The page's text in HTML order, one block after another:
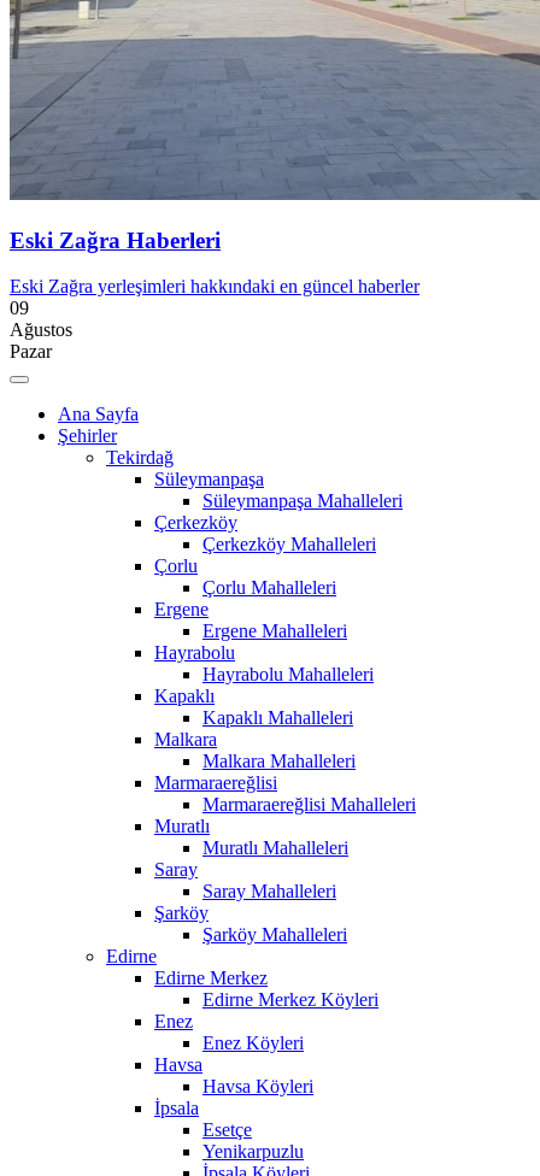
Eski Zağra Haberleri
Eski Zağra yerleşimleri hakkındaki en güncel haberler
09
Ağustos
Pazar
Ana Sayfa
Şehirler
Tekirdağ
Süleymanpaşa
Süleymanpaşa Mahalleleri
Çerkezköy
Çerkezköy Mahalleleri
Çorlu
Çorlu Mahalleleri
Ergene
Ergene Mahalleleri
Hayrabolu
Hayrabolu Mahalleleri
Kapaklı
Kapaklı Mahalleleri
Malkara
Malkara Mahalleleri
Marmaraereğlisi
Marmaraereğlisi Mahalleleri
Muratlı
Muratlı Mahalleleri
Saray
Saray Mahalleleri
Şarköy
Şarköy Mahalleleri
Edirne
Edirne Merkez
Edirne Merkez Köyleri
Enez
Enez Köyleri
Havsa
Havsa Köyleri
İpsala
Esetçe
Yenikarpuzlu